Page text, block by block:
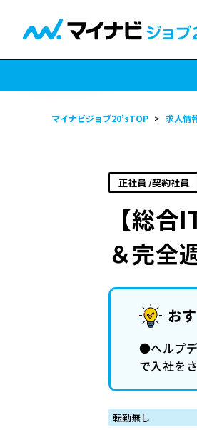
マイナビジョブ20’sTOP > 求人情
正社員 /契約社員
【総
＆完全
お
●ヘルプ
で入社を
転勤無し